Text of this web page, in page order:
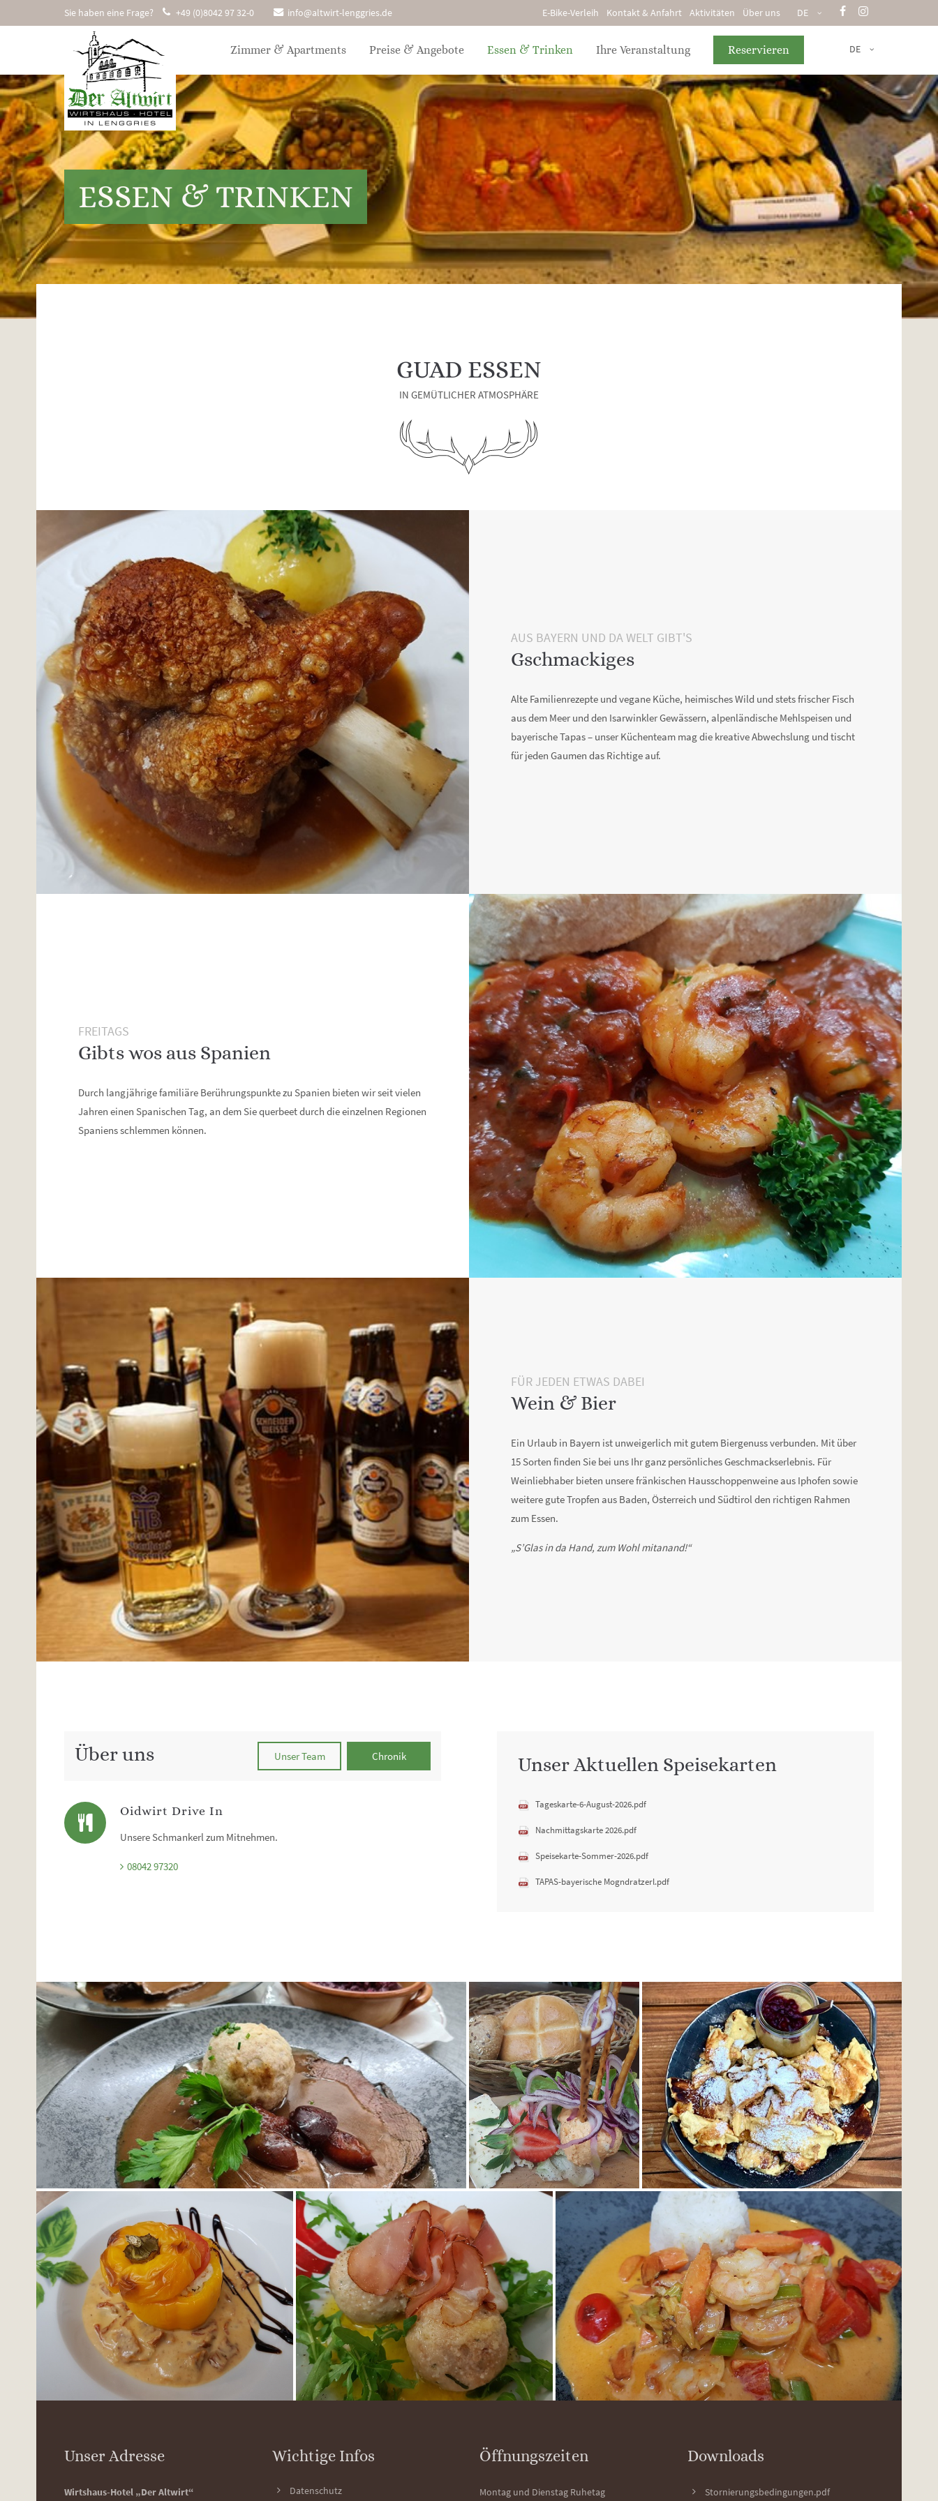
Sie haben eine Frage? +49 (0)8042 97 32-0 info@altwirt-lenggries.de E-Bike-Verleih Kontakt & Anfahrt Aktivitäten Über uns DE
DE
Zimmer & Apartments Preise & Angebote Essen & Trinken Ihre Veranstaltung Reservieren
ESSEN & TRINKEN
GUAD ESSEN
IN GEMÜTLICHER ATMOSPHÄRE
AUS BAYERN UND DA WELT GIBT'S
Gschmackiges
Alte Familienrezepte und vegane Küche, heimisches Wild und stets frischer Fisch
aus dem Meer und den Isarwinkler Gewässern, alpenländische Mehlspeisen und
bayerische Tapas – unser Küchenteam mag die kreative Abwechslung und tischt
für jeden Gaumen das Richtige auf.
FREITAGS
Gibts wos aus Spanien
Durch langjährige familiäre Berührungspunkte zu Spanien bieten wir seit vielen
Jahren einen Spanischen Tag, an dem Sie querbeet durch die einzelnen Regionen
Spaniens schlemmen können.
FÜR JEDEN ETWAS DABEI
Wein & Bier
Ein Urlaub in Bayern ist unweigerlich mit gutem Biergenuss verbunden. Mit über
15 Sorten finden Sie bei uns Ihr ganz persönliches Geschmackserlebnis. Für
Weinliebhaber bieten unsere fränkischen Hausschoppenweine aus Iphofen sowie
weitere gute Tropfen aus Baden, Österreich und Südtirol den richtigen Rahmen
zum Essen.
„S’Glas in da Hand, zum Wohl mitanand!“
Über uns Unser Team Chronik
Oidwirt Drive In
Unsere Schmankerl zum Mitnehmen.
08042 97320
Unser Aktuellen Speisekarten
Tageskarte-6-August-2026.pdf
Nachmittagskarte 2026.pdf
Speisekarte-Sommer-2026.pdf
TAPAS-bayerische Mogndratzerl.pdf
Unser Adresse
Wirtshaus-Hotel „Der Altwirt“
Wichtige Infos
Datenschutz
Öffnungszeiten
Montag und Dienstag Ruhetag
Downloads
Stornierungsbedingungen.pdf